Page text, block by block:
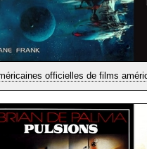
officielles de films